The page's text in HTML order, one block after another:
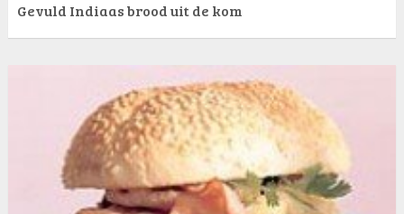
Gevuld Indiaas brood uit de kom